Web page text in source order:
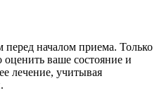
перед началом приема. Только
ваше состояние и
лечение, учитывая